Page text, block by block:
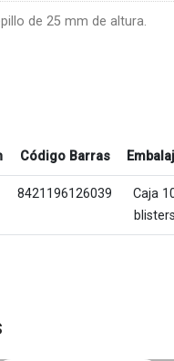
de 25 mm de altura.
Código Barras
8421196126039
Caja